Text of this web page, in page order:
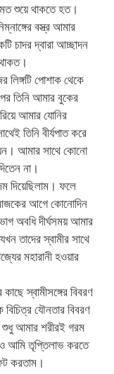
শুয়ে থাকতে হত।
বস্ত্র আমার
চাদর দ্বারা আচ্ছাদন
লিঙ্গটি পোশাক থেকে
তিনি আমার বুকের
আমার যোনির
তিনি বীর্যপাত করে
আমার সাথে কোনো
না।
দিয়েছিলাম। ফলে
আগে কোনোদিন
অবধি দীর্ঘসময় আমার
তাদের স্বামীর সাথে
মহারানী হওয়ার
স্বামীসঙ্গের বিবরণ
যৌনতার বিবরণ
শুধু আমার শরীরই গরম
আমি তৃপ্তিলাভ করতে
করতাম।